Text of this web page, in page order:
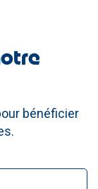
bénéficier